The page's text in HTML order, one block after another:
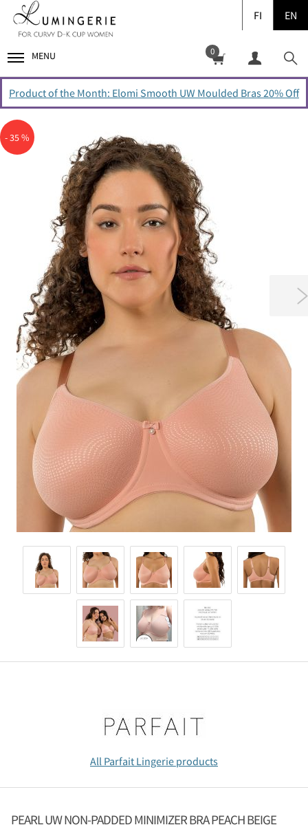
FI EN
MENU 0
Product of the Month: Elomi Smooth UW Moulded Bras 20% Off
- 35 %
All Parfait Lingerie products
PEARL UW NON-PADDED MINIMIZER BRA PEACH BEIGE